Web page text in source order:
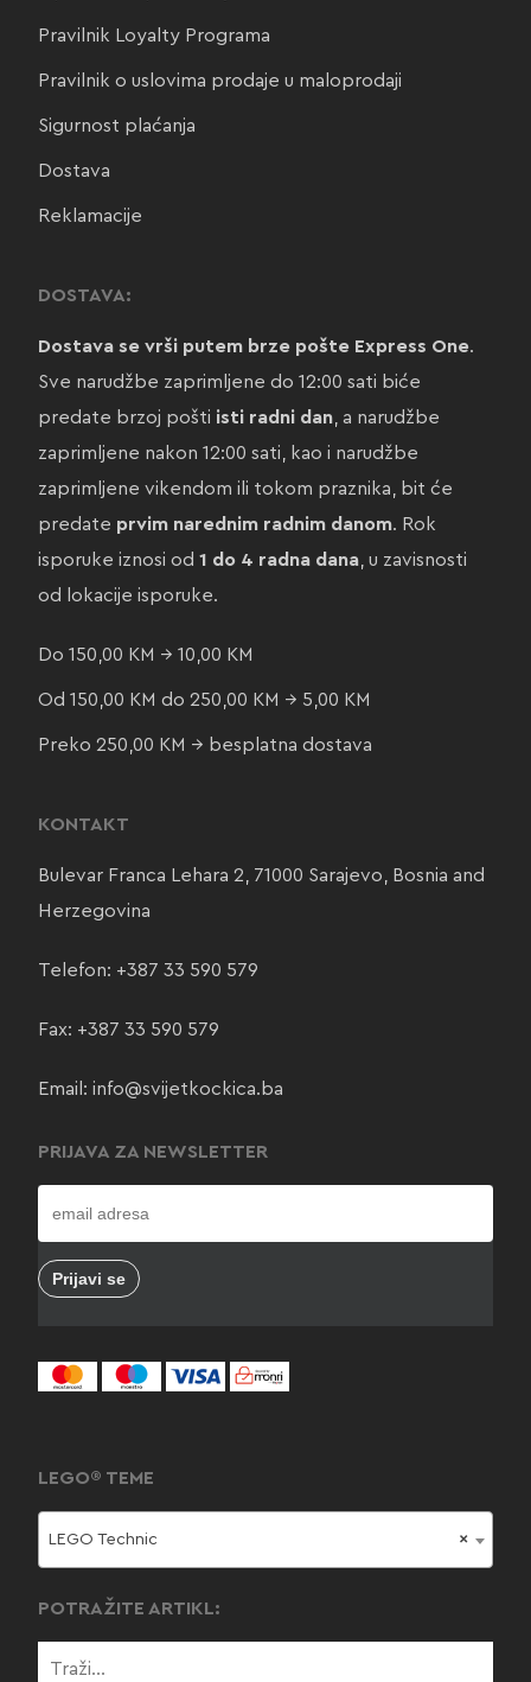
Pravilnik Loyalty Programa
Pravilnik o uslovima prodaje u maloprodaji
Sigurnost plaćanja
Dostava
Reklamacije
DOSTAVA:
Dostava se vrši putem brze pošte Express One.
Sve narudžbe zaprimljene do 12:00 sati biće
predate brzoj pošti isti radni dan, a narudžbe
zaprimljene nakon 12:00 sati, kao i narudžbe
zaprimljene vikendom ili tokom praznika, bit će
predate prvim narednim radnim danom. Rok
isporuke iznosi od 1 do 4 radna dana, u zavisnosti
od lokacije isporuke.
Do 150,00 KM → 10,00 KM
Od 150,00 KM do 250,00 KM → 5,00 KM
Preko 250,00 KM → besplatna dostava
KONTAKT
Bulevar Franca Lehara 2, 71000 Sarajevo, Bosnia and
Herzegovina
Telefon: +387 33 590 579
Fax: +387 33 590 579
Email: info@svijetkockica.ba
PRIJAVA ZA NEWSLETTER
LEGO® TEME
×
LEGO Technic
POTRAŽITE ARTIKL: